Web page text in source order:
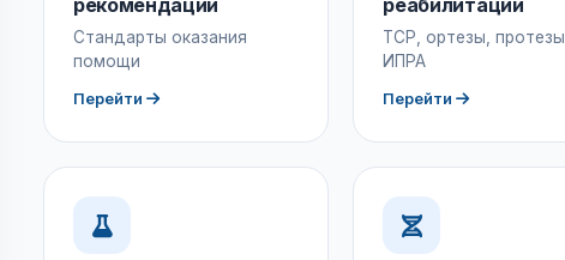
рекомендации
Стандарты оказания
помощи
Перейти
реабилитации
ТСР, ортезы, протезы,
ИПРА
Перейти